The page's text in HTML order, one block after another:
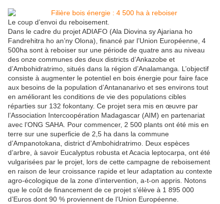
Le coup d’envoi du reboisement.
Dans le cadre du projet ADIAFO (Ala Diovina sy Ajariana ho
Fandrehitra ho an’ny Olona), financé par l’Union Européenne, 4
500ha sont à reboiser sur une période de quatre ans au niveau
des onze communes des deux districts d’Ankazobe et
d’Ambohidratrimo, situés dans la région d’Analamanga. L’objectif
consiste à augmenter le potentiel en bois énergie pour faire face
aux besoins de la population d’Antananarivo et ses environs tout
en améliorant les conditions de vie des populations cibles
réparties sur 132 fokontany. Ce projet sera mis en œuvre par
l’Association Intercoopération Madagascar (AIM) en partenariat
avec l’ONG SAHA. Pour commencer, 2 500 plants ont été mis en
terre sur une superficie de 2,5 ha dans la commune
d’Ampanotokana, district d’Ambohidratrimo. Deux espèces
d’arbre, à savoir Eucalyptus robusta et Acacia leptocarpa, ont été
vulgarisées par le projet, lors de cette campagne de reboisement
en raison de leur croissance rapide et leur adaptation au contexte
agro-écologique de la zone d’intervention, a-t-on appris. Notons
que le coût de financement de ce projet s’élève à 1 895 000
d’Euros dont 90 % proviennent de l’Union Européenne.